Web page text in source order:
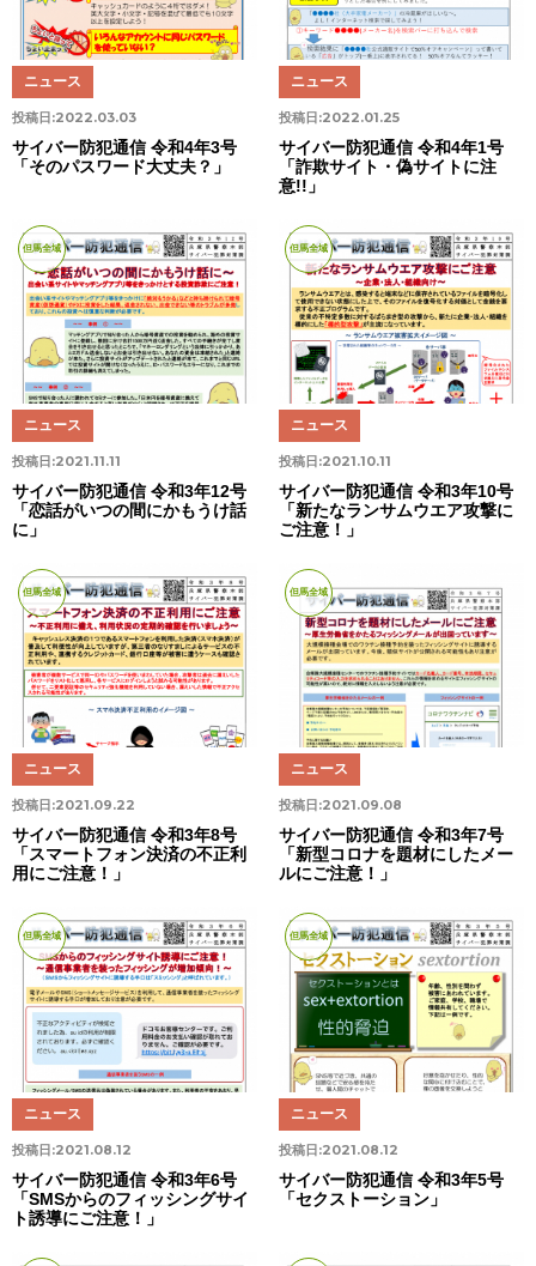
投稿日:2022.03.03
ニュース
サイバー防犯通信 令和4年3号
「そのパスワード大丈夫？」
投稿日:2022.01.25
ニュース
サイバー防犯通信 令和4年1号
「詐欺サイト・偽サイトに注
意!!」
但馬全域
投稿日:2021.11.11
ニュース
サイバー防犯通信 令和3年12号
「恋話がいつの間にかもうけ話
に」
但馬全域
投稿日:2021.10.11
ニュース
サイバー防犯通信 令和3年10号
「新たなランサムウエア攻撃に
ご注意！」
但馬全域
投稿日:2021.09.22
ニュース
サイバー防犯通信 令和3年8号
「スマートフォン決済の不正利
用にご注意！」
但馬全域
投稿日:2021.09.08
ニュース
サイバー防犯通信 令和3年7号
「新型コロナを題材にしたメー
ルにご注意！」
但馬全域
投稿日:2021.08.12
ニュース
サイバー防犯通信 令和3年6号
「SMSからのフィッシングサイ
ト誘導にご注意！」
但馬全域
投稿日:2021.08.12
ニュース
サイバー防犯通信 令和3年5号
「セクストーション」